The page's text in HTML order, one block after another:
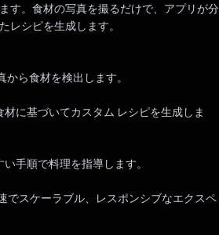
す。食材の写真を撮るだけで、アプリが分
レシピを生成します。
ら食材を検出します。
に基づいてカスタム レシピを生成しま
手順で料理を指導します。
でスケーラブル、レスポンシブなエクスペ